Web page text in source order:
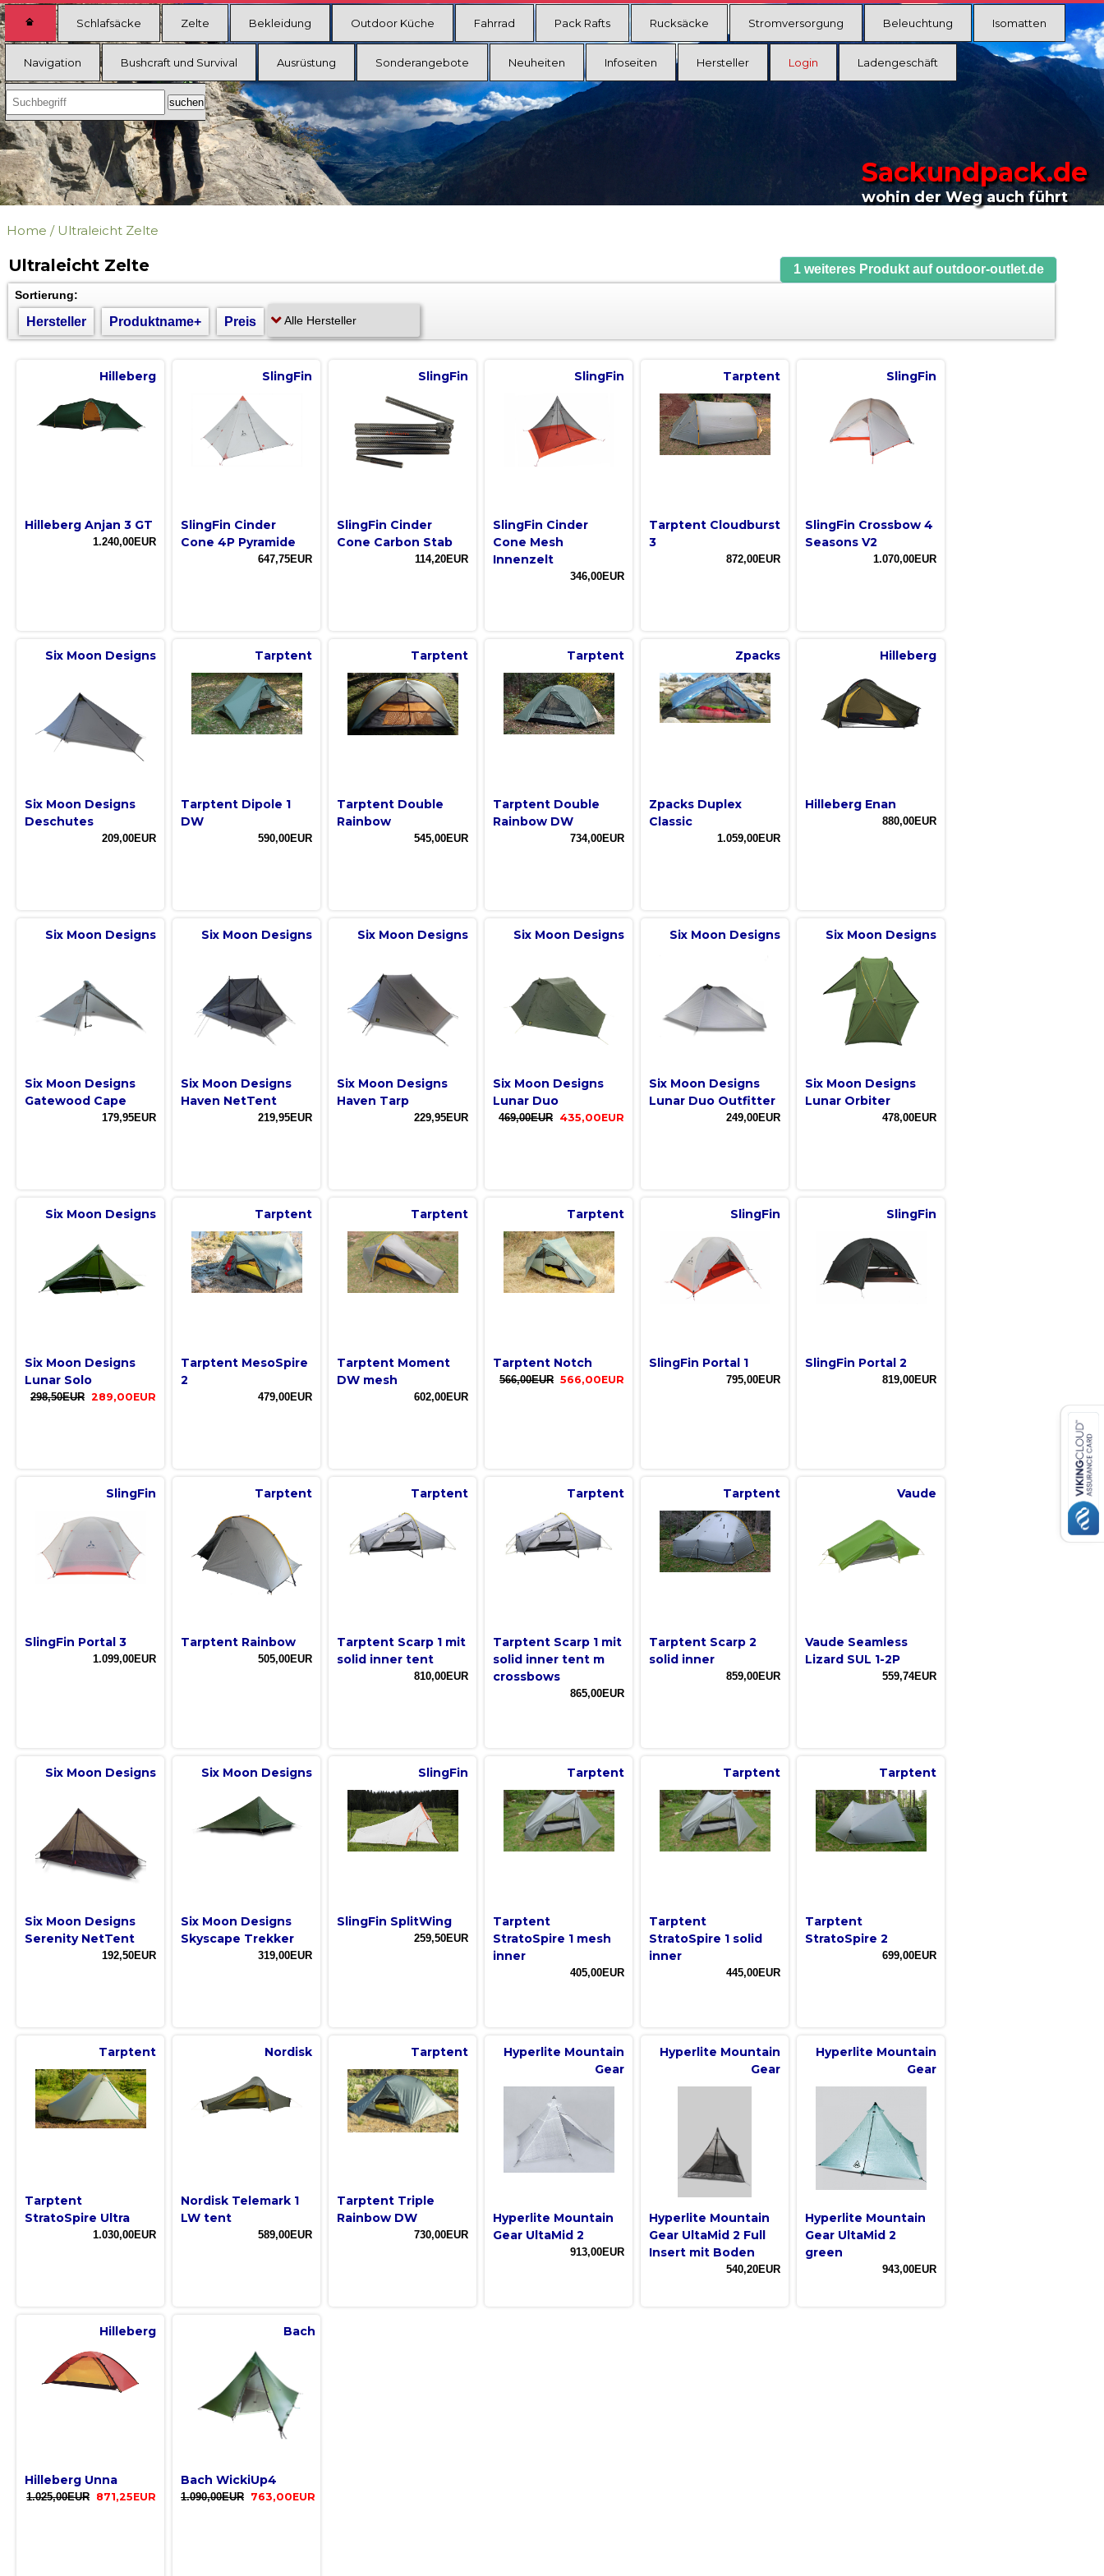
Schlafsäcke Zelte Bekleidung Outdoor Küche Fahrrad Pack Rafts Rucksäcke Stromversorgung Beleuchtung Isomatten
Navigation Bushcraft und Survival Ausrüstung Sonderangebote Neuheiten Infoseiten Hersteller Login Ladengeschäft
Sackundpack.de
wohin der Weg auch führt
Home / Ultraleicht Zelte
Ultraleicht Zelte 1 weiteres Produkt auf outdoor-outlet.de
Sortierung:
Hersteller Produktname+ Preis
Hilleberg
Hilleberg Anjan 3 GT
1.240,00EUR
SlingFin
SlingFin Cinder
Cone 4P Pyramide
647,75EUR
SlingFin
SlingFin Cinder
Cone Carbon Stab
114,20EUR
SlingFin
SlingFin Cinder
Cone Mesh
Innenzelt
346,00EUR
Tarptent
Tarptent Cloudburst
3
872,00EUR
SlingFin
SlingFin Crossbow 4
Seasons V2
1.070,00EUR
Six Moon Designs
Six Moon Designs
Deschutes
209,00EUR
Tarptent
Tarptent Dipole 1
DW
590,00EUR
Tarptent
Tarptent Double
Rainbow
545,00EUR
Tarptent
Tarptent Double
Rainbow DW
734,00EUR
Zpacks
Zpacks Duplex
Classic
1.059,00EUR
Hilleberg
Hilleberg Enan
880,00EUR
Six Moon Designs
Six Moon Designs
Gatewood Cape
179,95EUR
Six Moon Designs
Six Moon Designs
Haven NetTent
219,95EUR
Six Moon Designs
Six Moon Designs
Haven Tarp
229,95EUR
Six Moon Designs
Six Moon Designs
Lunar Duo
469,00EUR 435,00EUR
Six Moon Designs
Six Moon Designs
Lunar Duo Outfitter
249,00EUR
Six Moon Designs
Six Moon Designs
Lunar Orbiter
478,00EUR
Six Moon Designs
Six Moon Designs
Lunar Solo
298,50EUR 289,00EUR
Tarptent
Tarptent MesoSpire
2
479,00EUR
Tarptent
Tarptent Moment
DW mesh
602,00EUR
Tarptent
Tarptent Notch
566,00EUR 566,00EUR
SlingFin
SlingFin Portal 1
795,00EUR
SlingFin
SlingFin Portal 2
819,00EUR
SlingFin
SlingFin Portal 3
1.099,00EUR
Tarptent
Tarptent Rainbow
505,00EUR
Tarptent
Tarptent Scarp 1 mit
solid inner tent
810,00EUR
Tarptent
Tarptent Scarp 1 mit
solid inner tent m
crossbows
865,00EUR
Tarptent
Tarptent Scarp 2
solid inner
859,00EUR
Vaude
Vaude Seamless
Lizard SUL 1-2P
559,74EUR
Six Moon Designs
Six Moon Designs
Serenity NetTent
192,50EUR
Six Moon Designs
Six Moon Designs
Skyscape Trekker
319,00EUR
SlingFin
SlingFin SplitWing
259,50EUR
Tarptent
Tarptent
StratoSpire 1 mesh
inner
405,00EUR
Tarptent
Tarptent
StratoSpire 1 solid
inner
445,00EUR
Tarptent
Tarptent
StratoSpire 2
699,00EUR
Tarptent
Tarptent
StratoSpire Ultra
1.030,00EUR
Nordisk
Nordisk Telemark 1
LW tent
589,00EUR
Tarptent
Tarptent Triple
Rainbow DW
730,00EUR
Hyperlite Mountain
Gear
Hyperlite Mountain
Gear UltaMid 2
913,00EUR
Hyperlite Mountain
Gear
Hyperlite Mountain
Gear UltaMid 2 Full
Insert mit Boden
540,20EUR
Hyperlite Mountain
Gear
Hyperlite Mountain
Gear UltaMid 2
green
943,00EUR
Hilleberg
Hilleberg Unna
1.025,00EUR 871,25EUR
Bach
Bach WickiUp4
1.090,00EUR 763,00EUR